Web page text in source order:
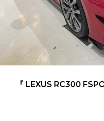
『 LEXUS RC300